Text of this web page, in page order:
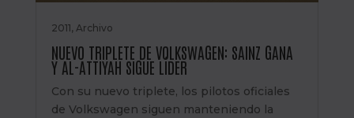
2011, Archivo
NUEVO TRIPLETE DE VOLKSWAGEN: SAINZ GANA
Y AL-ATTIYAH SIGUE LÍDER
Con su nuevo triplete, los pilotos oficiales
de Volkswagen siguen manteniendo la